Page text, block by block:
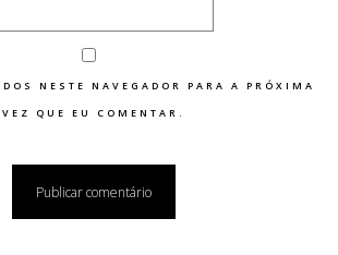
NESTE NAVEGADOR PARA A PRÓXIMA
VEZ QUE EU COMENTAR.